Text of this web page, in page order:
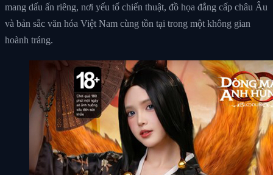
mang dấu ấn riêng, nơi yếu tố chiến thuật, đồ họa đẳng cấp châu Âu
và bản sắc văn hóa Việt Nam cùng tồn tại trong một không gian
hoành tráng.